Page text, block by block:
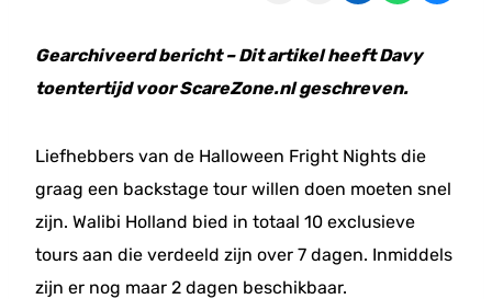
Gearchiveerd bericht – Dit artikel heeft Davy
toentertijd voor ScareZone.nl geschreven.
Liefhebbers van de Halloween Fright Nights die
graag een backstage tour willen doen moeten snel
zijn. Walibi Holland bied in totaal 10 exclusieve
tours aan die verdeeld zijn over 7 dagen. Inmiddels
zijn er nog maar 2 dagen beschikbaar.